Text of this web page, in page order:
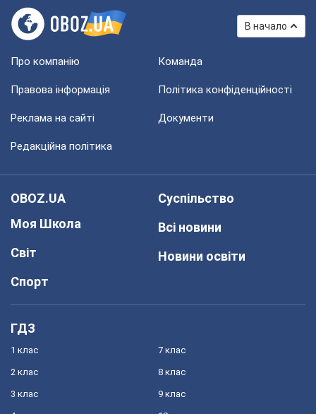
В начало
Про компанію Команда
Правова інформація Політика конфіденційності
Реклама на сайті Документи
Редакційна політика
OBOZ.UA
Моя Школа
Світ
Спорт
Суспільство
Всі новини
Новини освіти
ГДЗ
1 клас
2 клас
3 клас
7 клас
8 клас
9 клас